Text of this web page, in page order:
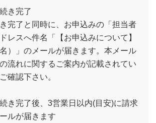
き完了
完了と同時に、お申込みの「担当者
レスへ件名「【お申込みについて】
）」のメールが届きます。本メール
流れに関するご案内が記載されてい
確認下さい。
き完了後、3営業日以内(目安)に請求
ルが届きます